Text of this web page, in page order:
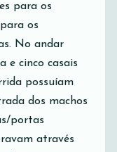
para os
os
No andar
e cinco casais
possuíam
dos machos
portas
através